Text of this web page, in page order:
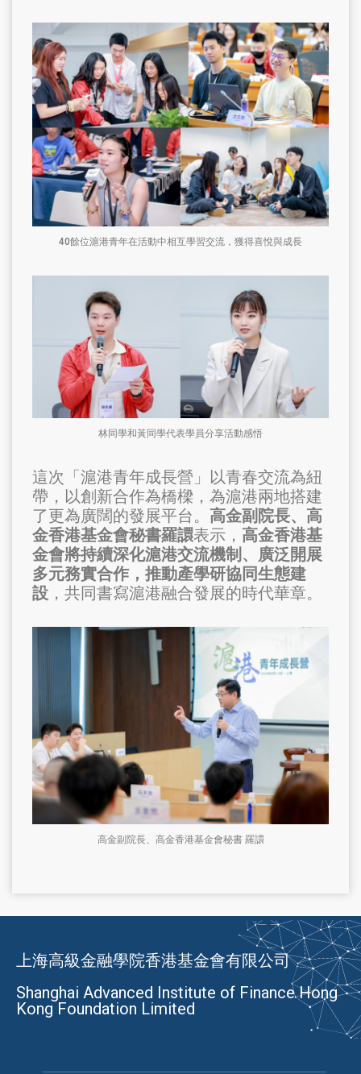
40餘位滬港青年在活動中相互學習交流，獲得喜悅與成長
林同學和黃同學代表學員分享活動感悟
這次「滬港青年成長營」以青春交流為紐
帶，以創新合作為橋樑，為滬港兩地搭建
了更為廣闊的發展平台。 高金副院長、 高
金香港基金會秘書羅譞表示， 高金香港基
金會將持續深化滬港交流機制、廣泛開展
多元務實合作，推動產學研協同生態建
設 ，共同書寫滬港融合發展的時代華章。
高金副院長、高金香港基金會秘書 羅譞
上海高級金融學院香港基金會有限公司
Shanghai Advanced Institute of Finance Hong
Kong Foundation Limited